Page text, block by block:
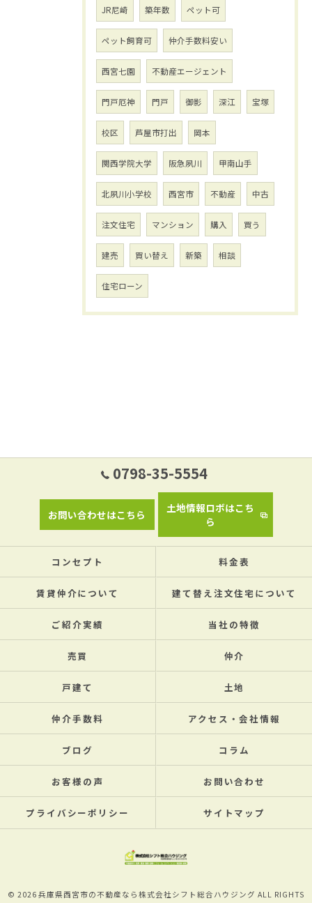
JR尼崎 築年数 ペット可
ペット飼育可 仲介手数料安い
西宮七園 不動産エージェント
門戸厄神 門戸 御影 深江 宝塚
校区 芦屋市打出 岡本
関西学院大学 阪急夙川 甲南山手
北夙川小学校 西宮市 不動産 中古
注文住宅 マンション 購入 買う
建売 買い替え 新築 相談
住宅ローン
0798-35-5554
お問い合わせはこちら
土地情報ロボはこち
ら
コンセプト 料金表
賃貸仲介について 建て替え注文住宅について
ご紹介実績 当社の特徴
売買 仲介
戸建て 土地
仲介手数料 アクセス・会社情報
ブログ コラム
お客様の声 お問い合わせ
プライバシーポリシー サイトマップ
© 2026 兵庫県西宮市の不動産なら株式会社シフト総合ハウジング ALL RIGHTS